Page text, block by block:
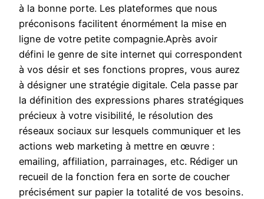
à la bonne porte. Les plateformes que nous
préconisons facilitent énormément la mise en
ligne de votre petite compagnie.Après avoir
défini le genre de site internet qui correspondent
à vos désir et ses fonctions propres, vous aurez
à désigner une stratégie digitale. Cela passe par
la définition des expressions phares stratégiques
précieux à votre visibilité, le résolution des
réseaux sociaux sur lesquels communiquer et les
actions web marketing à mettre en œuvre :
emailing, affiliation, parrainages, etc. Rédiger un
recueil de la fonction fera en sorte de coucher
précisément sur papier la totalité de vos besoins.